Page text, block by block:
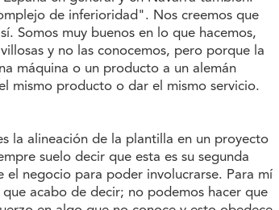
de inferioridad". Nos creemos que
Somos muy buenos en lo que hacemos,
y no las conocemos, pero porque la
máquina o un producto a un alemán
mismo producto o dar el mismo servicio.
la alineación de la plantilla en un proyecto
suelo decir que esta es su segunda
negocio para poder involucrarse. Para mí
acabo de decir; no podemos hacer que